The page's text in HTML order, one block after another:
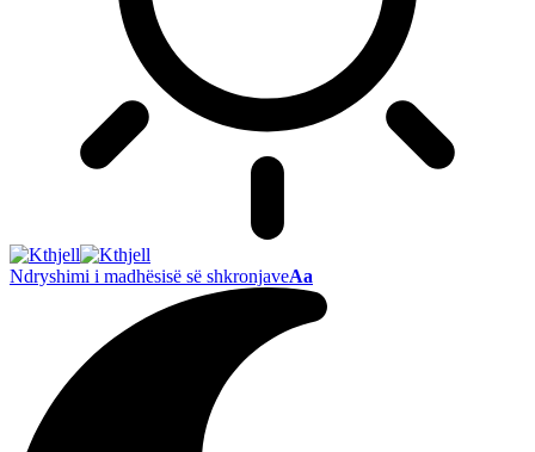
Ndryshimi i madhësisë së shkronjaveAa